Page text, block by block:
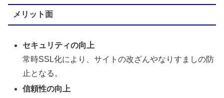
メリット面
セキュリティの向上
常時SSL化により、サイトの改ざんやなりすましの防
止となる。
信頼性の向上